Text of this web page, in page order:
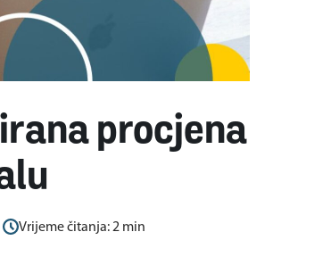
procjena
Vrijeme čitanja:2 min